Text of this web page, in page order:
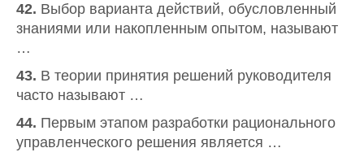
42. Выбор варианта действий, обусловленный
знаниями или накопленным опытом, называют
…
43. В теории принятия решений руководителя
часто называют …
44. Первым этапом разработки рационального
управленческого решения является …